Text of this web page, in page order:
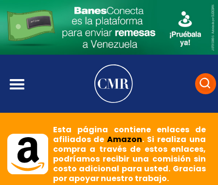
Esta página contiene enlaces de
afiliados deAmazon. Si realiza una
compra a través de estos enlaces,
podríamos recibir una comisión sin
costo adicional para usted. Gracias
por apoyar nuestro trabajo.